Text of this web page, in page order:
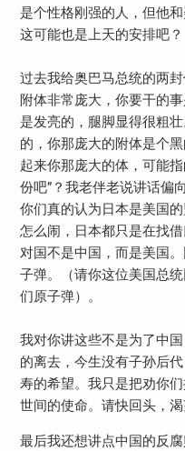
是个性格刚强的人，但他
这可能也是上天的安排吧？
过去我给奥巴马总统的两
附体非常庞大，你要干的
是发亮的，腿脚显得很粗
的，你那庞大的附体是个
起来你那庞大的体，可能
份吧”？我老伴老说讲话偏
你们真的认为日本是美国
怎么闹，日本都只是在找
对国不是中国，而是美国
子弹。（请你这位美国总
们原子弹）。
我对你讲这些不是为了中
的离去，今生没有子孙后
寿的希望。我只是把劝你
世间的使命。请快回头，渴
最后我还想讲点中国的反